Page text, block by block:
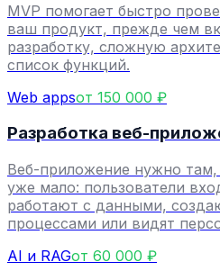
MVP помогает быстро
ваш продукт, прежде чем
разработку, сложную
список функций.
Web appsот 150 000 ₽
Разработка веб-
Веб-приложение нужно там,
уже мало: пользователи
работают с данными,
процессами или видят
AI и RAGот 60 000 ₽